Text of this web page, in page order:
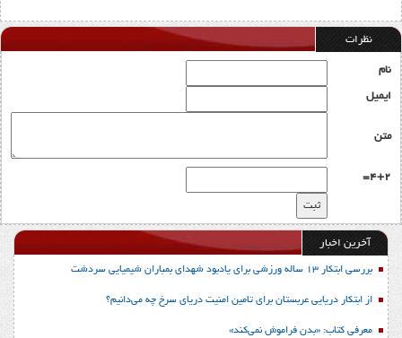
نظرات
نام
ایمیل
متن
4+2=
آخرین اخبار
بررسی ابتکار 13 ساله ورزشی برای یادبود شهدای بمباران شیمیایی سردشت
از ابتکار دریایی عربستان برای تامین امنیت دریای سرخ چه می‌دانیم؟
معرفی کتاب: «بدن فراموش نمی‌کند»